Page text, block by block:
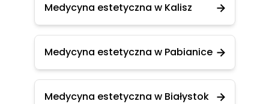
Medycyna estetyczna w Kalisz
Medycyna estetyczna w Pabianice
Medycyna estetyczna w Białystok